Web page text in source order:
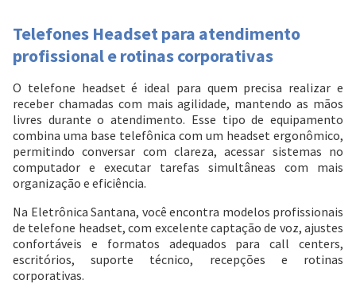
Telefones Headset para atendimento
profissional e rotinas corporativas
O telefone headset é ideal para quem precisa realizar e
receber chamadas com mais agilidade, mantendo as mãos
livres durante o atendimento. Esse tipo de equipamento
combina uma base telefônica com um headset ergonômico,
permitindo conversar com clareza, acessar sistemas no
computador e executar tarefas simultâneas com mais
organização e eficiência.
Na Eletrônica Santana, você encontra modelos profissionais
de telefone headset, com excelente captação de voz, ajustes
confortáveis e formatos adequados para call centers,
escritórios, suporte técnico, recepções e rotinas
corporativas.